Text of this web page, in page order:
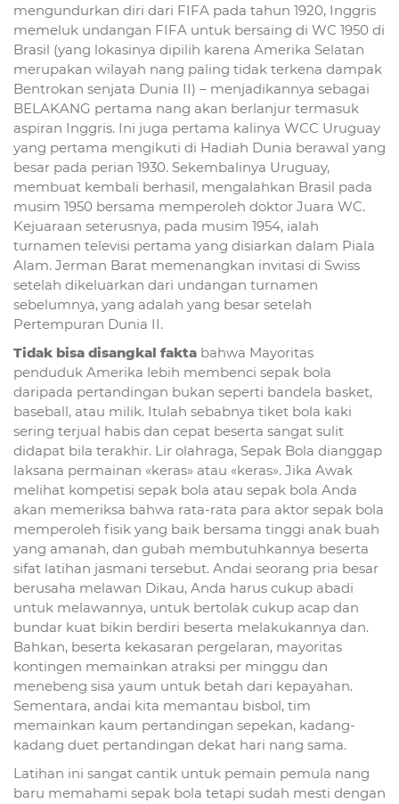
mengundurkan diri dari FIFA pada tahun 1920, Inggris
memeluk undangan FIFA untuk bersaing di WC 1950 di
Brasil (yang lokasinya dipilih karena Amerika Selatan
merupakan wilayah nang paling tidak terkena dampak
Bentrokan senjata Dunia II) – menjadikannya sebagai
BELAKANG pertama nang akan berlanjur termasuk
aspiran Inggris. Ini juga pertama kalinya WCC Uruguay
yang pertama mengikuti di Hadiah Dunia berawal yang
besar pada perian 1930. Sekembalinya Uruguay,
membuat kembali berhasil, mengalahkan Brasil pada
musim 1950 bersama memperoleh doktor Juara WC.
Kejuaraan seterusnya, pada musim 1954, ialah
turnamen televisi pertama yang disiarkan dalam Piala
Alam. Jerman Barat memenangkan invitasi di Swiss
setelah dikeluarkan dari undangan turnamen
sebelumnya, yang adalah yang besar setelah
Pertempuran Dunia II.
Tidak bisa disangkal fakta bahwa Mayoritas
penduduk Amerika lebih membenci sepak bola
daripada pertandingan bukan seperti bandela basket,
baseball, atau milik. Itulah sebabnya tiket bola kaki
sering terjual habis dan cepat beserta sangat sulit
didapat bila terakhir. Lir olahraga, Sepak Bola dianggap
laksana permainan «keras» atau «keras». Jika Awak
melihat kompetisi sepak bola atau sepak bola Anda
akan memeriksa bahwa rata-rata para aktor sepak bola
memperoleh fisik yang baik bersama tinggi anak buah
yang amanah, dan gubah membutuhkannya beserta
sifat latihan jasmani tersebut. Andai seorang pria besar
berusaha melawan Dikau, Anda harus cukup abadi
untuk melawannya, untuk bertolak cukup acap dan
bundar kuat bikin berdiri beserta melakukannya dan.
Bahkan, beserta kekasaran pergelaran, mayoritas
kontingen memainkan atraksi per minggu dan
menebeng sisa yaum untuk betah dari kepayahan.
Sementara, andai kita memantau bisbol, tim
memainkan kaum pertandingan sepekan, kadang-
kadang duet pertandingan dekat hari nang sama.
Latihan ini sangat cantik untuk pemain pemula nang
baru memahami sepak bola tetapi sudah mesti dengan